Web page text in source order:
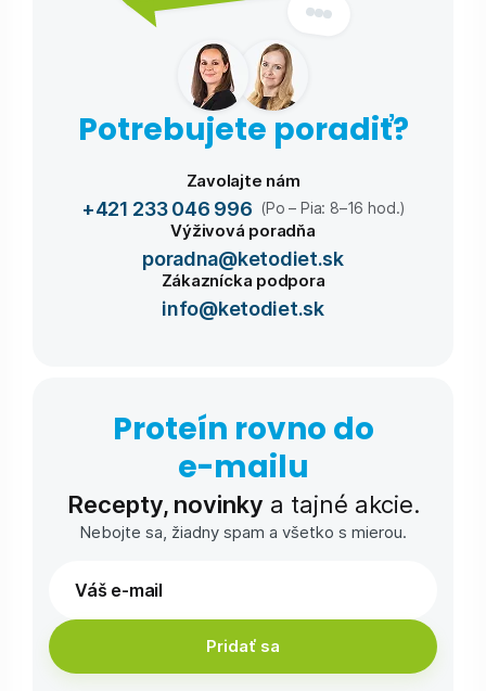
Potrebujete poradiť?
Zavolajte nám
+421 233 046 996 (Po – Pia: 8–16 hod.)
Výživová poradňa
poradna@ketodiet.sk
Zákaznícka podpora
info@ketodiet.sk
Proteín rovno do
e-⁠mailu
Recepty, novinky a tajné akcie.
Nebojte sa, žiadny spam a všetko s mierou.
Pridať sa